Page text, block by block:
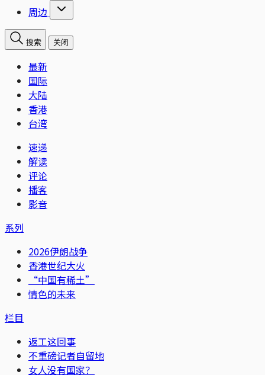
周边
搜索 关闭
最新
国际
大陆
香港
台湾
速递
解读
评论
播客
影音
系列
2026伊朗战争
香港世纪大火
“中国有稀土”
情色的未来
栏目
返工这回事
不重磅记者自留地
女人没有国家？